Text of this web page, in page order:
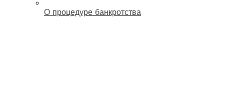
О процедуре банкротства